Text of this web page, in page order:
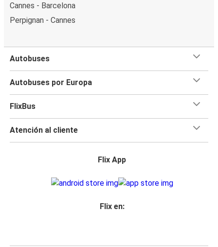
Cannes - Barcelona
Perpignan - Cannes
Autobuses
Autobuses por Europa
FlixBus
Atención al cliente
Flix App
Flix en: